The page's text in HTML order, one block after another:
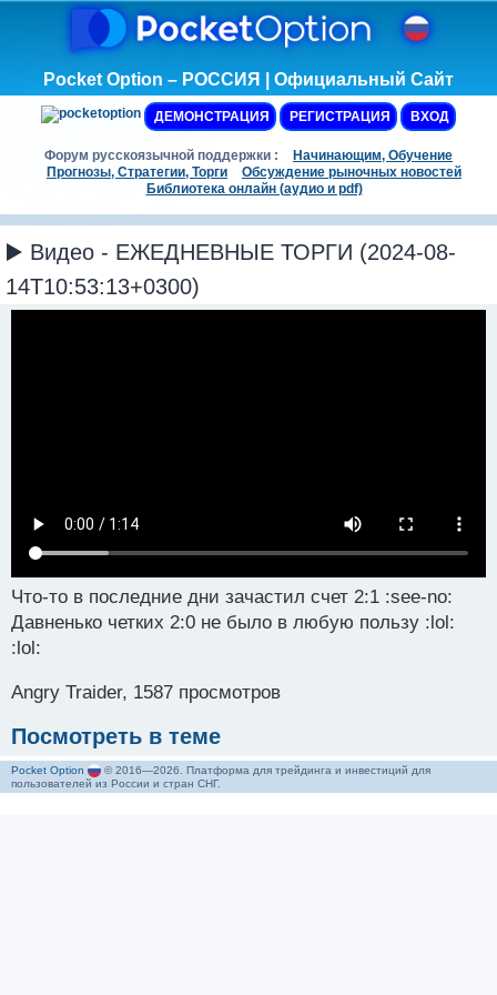
Pocket Option – РОССИЯ | Официальный Сайт
ДЕМОНСТРАЦИЯ РЕГИСТРАЦИЯ ВХОД
Форум русскоязычной поддержки :
Начинающим, Обучение
Прогнозы, Стратегии, Торги
Обсуждение рыночных новостей
Библиотека онлайн (аудио и pdf)
▶️ Видео - ЕЖЕДНЕВНЫЕ ТОРГИ (2024-08-
14T10:53:13+0300)
Что-то в последние дни зачастил счет 2:1 :see-no:
Давненько четких 2:0 не было в любую пользу :lol:
:lol:
Angry Traider, 1587 просмотров
Посмотреть в теме
Pocket Option
© 2016—2026. Платформа для трейдинга и инвестиций для
пользователей из России и стран СНГ.